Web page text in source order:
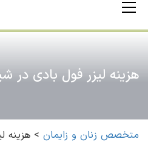
هزینه لیزر فول بادی در
متخصص زنان و زایمان > هزینه